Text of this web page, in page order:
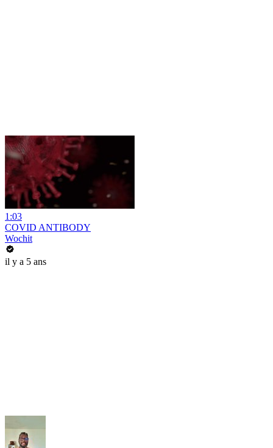
1:03
COVID ANTIBODY
Wochit
il y a 5 ans